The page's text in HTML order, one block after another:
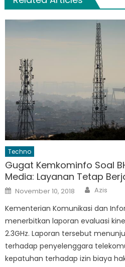
Techno
Gugat Kemkominfo Soal
Media: Layanan Tetap
Posted
on
November 10, 2018 Author
Azis
Kementerian Komunikasi dan
menerbitkan laporan evaluasi
2.3GHz. Laporan tersebut
terhadap penyelenggara
kepatuhan terhadap izin biaya